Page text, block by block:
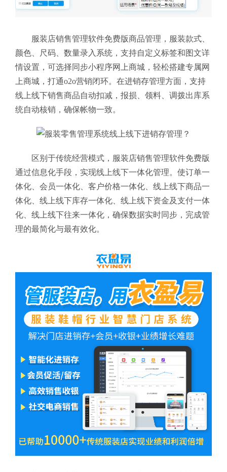
服装店销售管理软件免费版商品管理，服装款式、
颜色、尺码、数量录入系统，支持自定义标签和图文详
情设置，可选择同步小程序网上商城，轻松搭建专属网
上商城，打通o2o营销闭环。在进销存管理方面，支持
线上线下销售商品自动扣减，报损、领料、调拨出库系
统自动核销，确保帐物一致。
区别于传统经营模式，服装店销售管理软件免费版
通过信息化手段，实现线上线下一体化管理。使订单一
体化、会员一体化、客户价格一体化、线上线下商品一
体化、线上线下库存一体化、线上线下资金及支付一体
化、线上线下往来一体化，确保数据实时同步，完成管
理的最简化与最有效化。